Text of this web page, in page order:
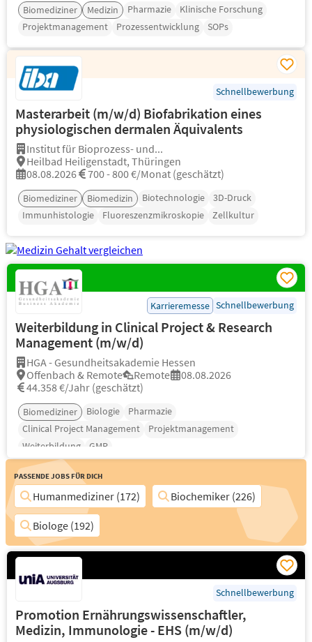
Biomediziner Medizin Pharmazie
Klinische Forschung
Projektmanagement
Prozessentwicklung SOPs
Schnellbewerbung
Masterarbeit (m/w/d) Biofabrikation eines
physiologischen dermalen Äquivalents
Institut für Bioprozess- und...
Heilbad Heiligenstadt, Thüringen
08.08.2026
700 - 800 €/Monat (geschätzt)
Biomediziner Biomedizin Biotechnologie
3D-Druck
Immunhistologie
Fluoreszenzmikroskopie Zellkultur
Karrieremesse Schnellbewerbung
Weiterbildung in Clinical Project & Research
Management (m/w/d)
HGA - Gesundheitsakademie Hessen
Offenbach & Remote
Remote
08.08.2026
44.358 €/Jahr (geschätzt)
Biomediziner Biologie
Pharmazie
Clinical Project Management
Projektmanagement
Weiterbildung
GMP
Passende Jobs für Dich
Humanmediziner (172)
Biochemiker (226)
Biologe (192)
Schnellbewerbung
Promotion Ernährungswissenschaftler,
Medizin, Immunologie - EHS (m/w/d)